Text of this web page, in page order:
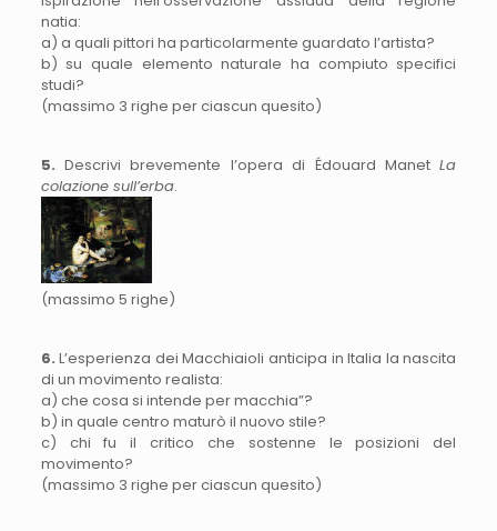
natia:
a) a quali pittori ha particolarmente guardato l’artista?
b) su quale elemento naturale ha compiuto specifici
studi?
(massimo 3 righe per ciascun quesito)
5.Descrivi brevemente l’opera di Édouard ManetLa
colazione sull’erba.
(massimo 5 righe)
6.L’esperienza dei Macchiaioli anticipa in Italia la nascita
di un movimento realista:
a) che cosa si intende per macchia”?
b) in quale centro maturò il nuovo stile?
c) chi fu il critico che sostenne le posizioni del
movimento?
(massimo 3 righe per ciascun quesito)